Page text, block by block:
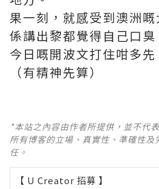
果一刻，就感受到澳洲
係講出黎都覺得自己口臭
今日嘅開波文打住咁多
（有精神先算）
*本站之內容由作者所提供，並不代
所有博客的立場、真實性、準確性
任。
【 U Creator 招募 】